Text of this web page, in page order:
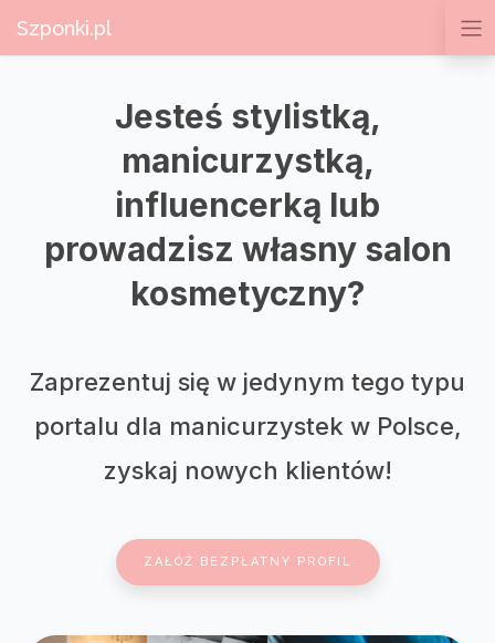
Szponki.pl
Jesteś stylistką,
manicurzystką,
influencerką lub
prowadzisz własny salon
kosmetyczny?
Zaprezentuj się w jedynym tego typu
portalu dla manicurzystek w Polsce,
zyskaj nowych klientów!
ZAŁÓŻ BEZPŁATNY PROFIL